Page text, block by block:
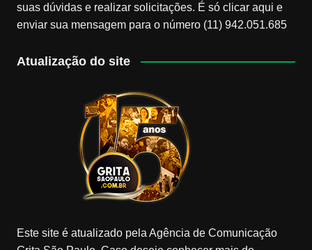
suas dúvidas e realizar solicitações. É só clicar aqui e
enviar sua mensagem para o número (11) 942.051.685
Atualização do site
Este site é atualizado pela Agência de Comunicação